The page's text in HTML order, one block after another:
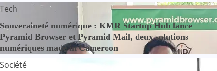
Tech
Souveraineté numérique : KMR Startup Hub lance
Pyramid Browser et Pyramid Mail, deux solutions
numériques made in Cameroon
Société